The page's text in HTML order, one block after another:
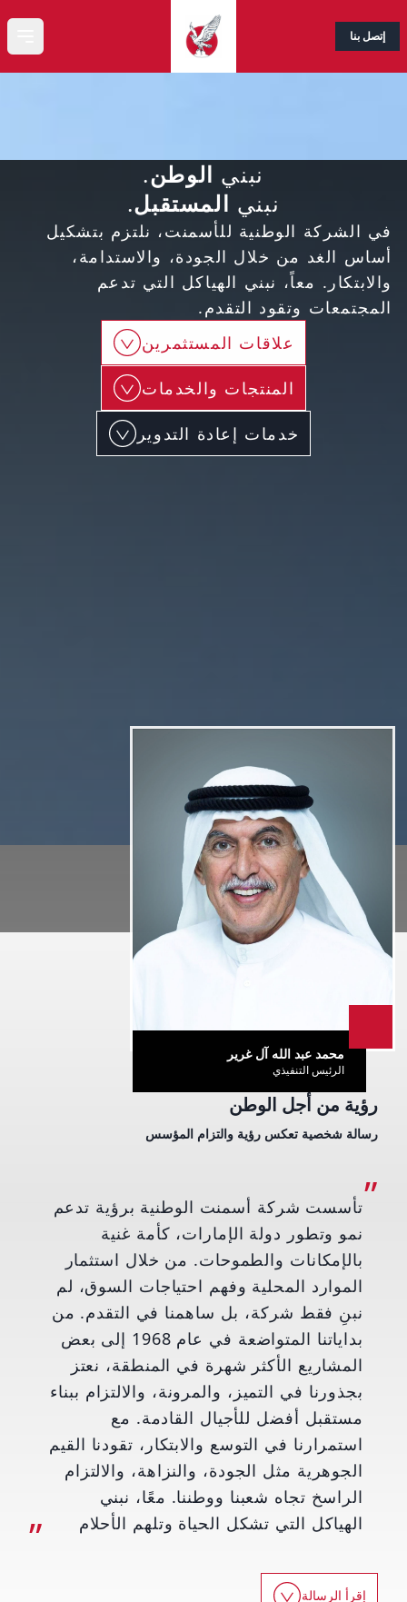
إتصل بنا
نبني الوطن.
نبني المستقبل.
في الشركة الوطنية للأسمنت، نلتزم بتشكيل
أساس الغد من خلال الجودة، والاستدامة،
والابتكار. معاً، نبني الهياكل التي تدعم
المجتمعات وتقود التقدم.
علاقات المستثمرين
المنتجات والخدمات
خدمات إعادة التدوير
محمد عبد الله آل غرير
الرئيس التنفيذي
رؤية من أجل الوطن
رسالة شخصية تعكس رؤية والتزام المؤسس
تأسست شركة أسمنت الوطنية برؤية تدعم
نمو وتطور دولة الإمارات، كأمة غنية
بالإمكانات والطموحات. من خلال استثمار
الموارد المحلية وفهم احتياجات السوق، لم
نبنِ فقط شركة، بل ساهمنا في التقدم. من
بداياتنا المتواضعة في عام 1968 إلى بعض
المشاريع الأكثر شهرة في المنطقة، نعتز
بجذورنا في التميز، والمرونة، والالتزام ببناء
مستقبل أفضل للأجيال القادمة. مع
استمرارنا في التوسع والابتكار، تقودنا القيم
الجوهرية مثل الجودة، والنزاهة، والالتزام
الراسخ تجاه شعبنا ووطننا. معًا، نبني
الهياكل التي تشكل الحياة وتلهم الأحلام
إقرأ الرسالة